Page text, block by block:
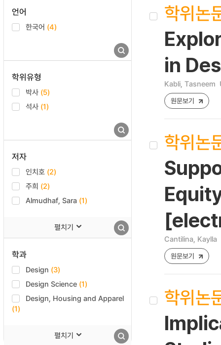
언어
한국어 (4)
학위유형
박사 (5)
석사 (1)
저자
인치호 (2)
주희 (2)
Almudhaf, Sara (1)
펼치기
학과
Design (3)
Design Science (1)
Design, Housing and Apparel
(1)
펼치기
학위논
in
Kabli, Tasneem
원문보기
학위논
Cantilina, Kaylla
원문보기
학위논